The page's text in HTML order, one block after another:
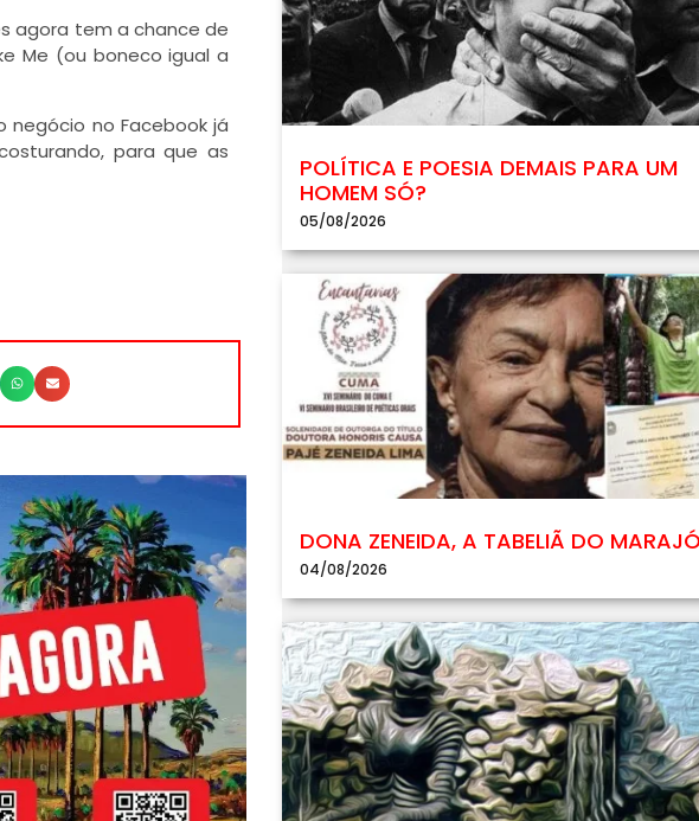
agora tem a chance de
Me (ou boneco igual a
negócio no Facebook já
para que as
POLÍTICA E POESIA DEMAIS PARA UM
HOMEM SÓ?
05/08/2026
DONA ZENEIDA, A TABELIÃ DO
04/08/2026